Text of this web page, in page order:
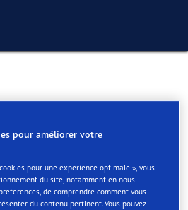
ligne et en magasin
pour améliorer votre
pour une expérience optimale », vous
du site, notamment en nous
de comprendre comment vous
du contenu pertinent. Vous pouvez